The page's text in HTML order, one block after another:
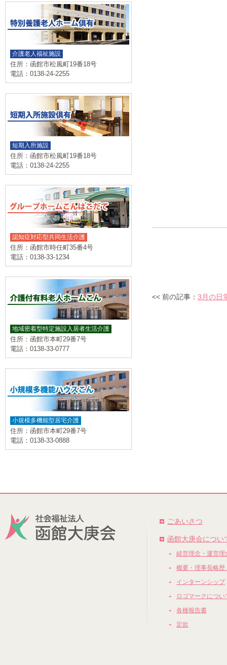
<< 前の記事： 3月の日
介護老人福祉施設
住所：函館市松風町19番18号
電話：0138-24-2255
短期入所施設
住所：函館市松風町19番18号
電話：0138-24-2255
認知症対応型共同生活介護
住所：函館市時任町35番4号
電話：0138-33-1234
地域密着型特定施設入居者生活介護
住所：函館市本町29番7号
電話：0138-33-0777
小規模多機能型居宅介護
住所：函館市本町29番7号
電話：0138-33-0888
ごあいさつ
函館大庚会につい
経営理念・運営理
概要・理事長略歴
インターンシップ
ロゴマークについ
各種報告書
定款